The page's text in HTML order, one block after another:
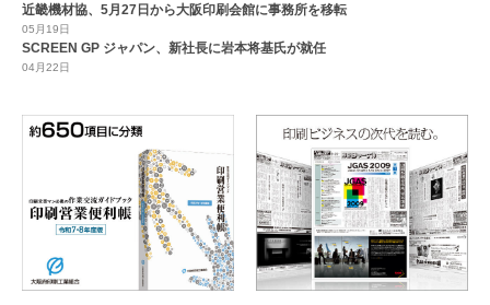
近畿機材協、5月27日から大阪印刷会館に事務所を移転
05月19日
SCREEN GP ジャパン、新社長に岩本将基氏が就任
04月22日